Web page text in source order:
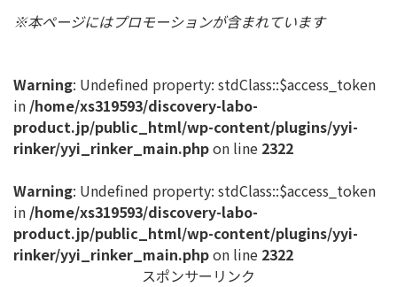
※本ページにはプロモーションが含まれています
Warning: Undefined property: stdClass::$access_token
in /home/xs319593/discovery-labo-
product.jp/public_html/wp-content/plugins/yyi-
rinker/yyi_rinker_main.phpon line 2322
Warning: Undefined property: stdClass::$access_token
in /home/xs319593/discovery-labo-
product.jp/public_html/wp-content/plugins/yyi-
rinker/yyi_rinker_main.phpon line 2322
スポンサーリンク